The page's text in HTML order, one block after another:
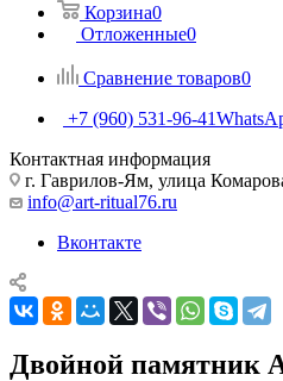
Корзина0
Отложенные0
Сравнение товаров0
+7 (960) 531-96-41
Контактная информация
г. Гаврилов-Ям, улица
info@art-ritual76.ru
Вконтакте
Двойной памятник